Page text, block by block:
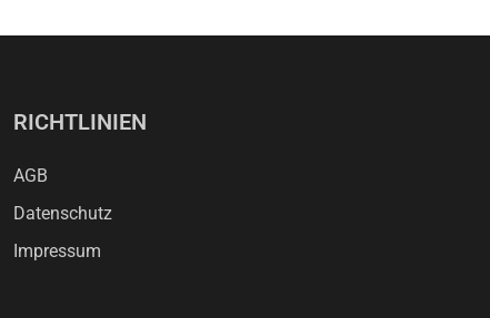
RICHTLINIEN
AGB
Datenschutz
Impressum